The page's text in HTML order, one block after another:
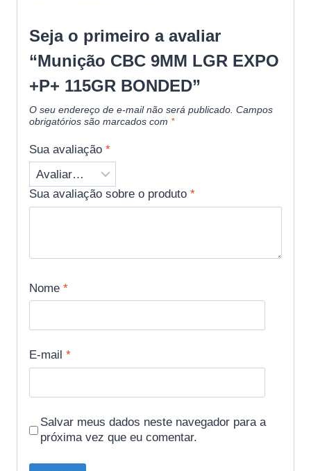
Seja o primeiro a avaliar
“Munição CBC 9MM LGR EXPO
+P+ 115GR BONDED”
O seu endereço de e-mail não será publicado. Campos
obrigatórios são marcados com *
Sua avaliação *
Sua avaliação sobre o produto *
Nome *
E-mail *
Salvar meus dados neste navegador para a
próxima vez que eu comentar.